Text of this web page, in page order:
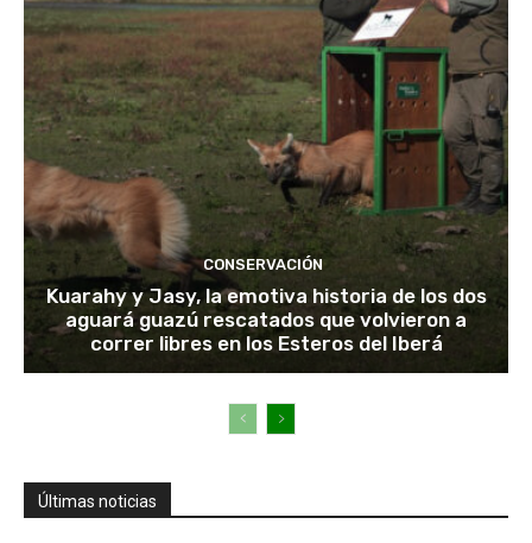
CONSERVACIÓN
Kuarahy y Jasy, la emotiva historia de los dos
aguará guazú rescatados que volvieron a
correr libres en los Esteros del Iberá
Últimas noticias